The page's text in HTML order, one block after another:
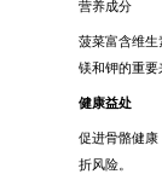
营养成分
菠菜富含维生
镁和钾的重要
健康益处
促进骨骼健
折风险。